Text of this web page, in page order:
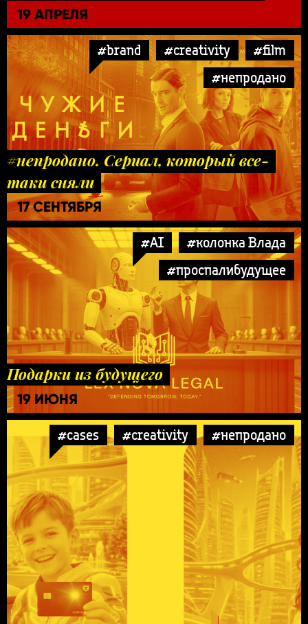
19 АПРЕЛЯ
#brand #creativity
#film
#непродано
#непродано. Сериал, который все-
таки сняли
17 СЕНТЯБРЯ
#AI
#колонка Влада
#проспалибудущее
Подарки из будущего
19 ИЮНЯ
#cases #creativity #непродано